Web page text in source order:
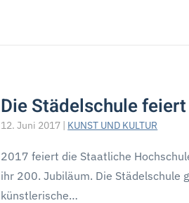
Die Städelschule
12. Juni 2017 | KUNST UND KULTUR
2017 feiert die Staatliche
ihr 200. Jubiläum. Die
künstlerische…